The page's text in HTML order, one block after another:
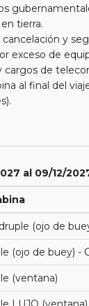
tierra.
cancelación y
exceso de
cargos de
al final del
al 09/12/
(ojo de
(ojo de buey) -
(ventana)